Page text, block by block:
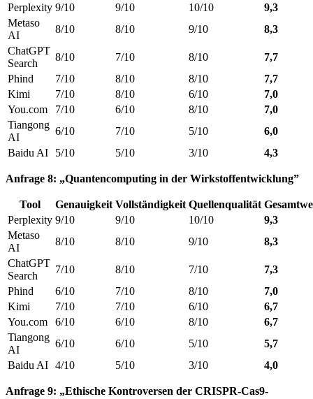
Perplexity 9/10 9/10 10/10
9,3
Metaso
AI
8/10 8/10 9/10
8,3
ChatGPT
Search
8/10 7/10 8/10
7,7
Phind
7/10 8/10 8/10
7,7
Kimi
7/10 8/10 6/10
7,0
You.com
7/10 6/10 8/10
7,0
Tiangong
AI
6/10 7/10 5/10
6,0
Baidu AI
5/10 5/10 3/10 4,3
Anfrage 8: „Quantencomputing in der Wirkstoffentwicklung”
Tool Genauigkeit Vollständigkeit Quellenqualität
Perplexity 9/10 9/10 10/10
9,3
Metaso
AI
8/10 8/10 9/10
8,3
ChatGPT
Search
7/10 8/10 7/10
7,3
Phind
6/10 7/10 8/10
7,0
Kimi
7/10 7/10 6/10
6,7
You.com
6/10 6/10 8/10
6,7
Tiangong
AI
6/10 6/10 5/10
5,7
Baidu AI 4/10 5/10 3/10 4,0
Anfrage 9: „Ethische Kontroversen der CRISPR-Cas9-